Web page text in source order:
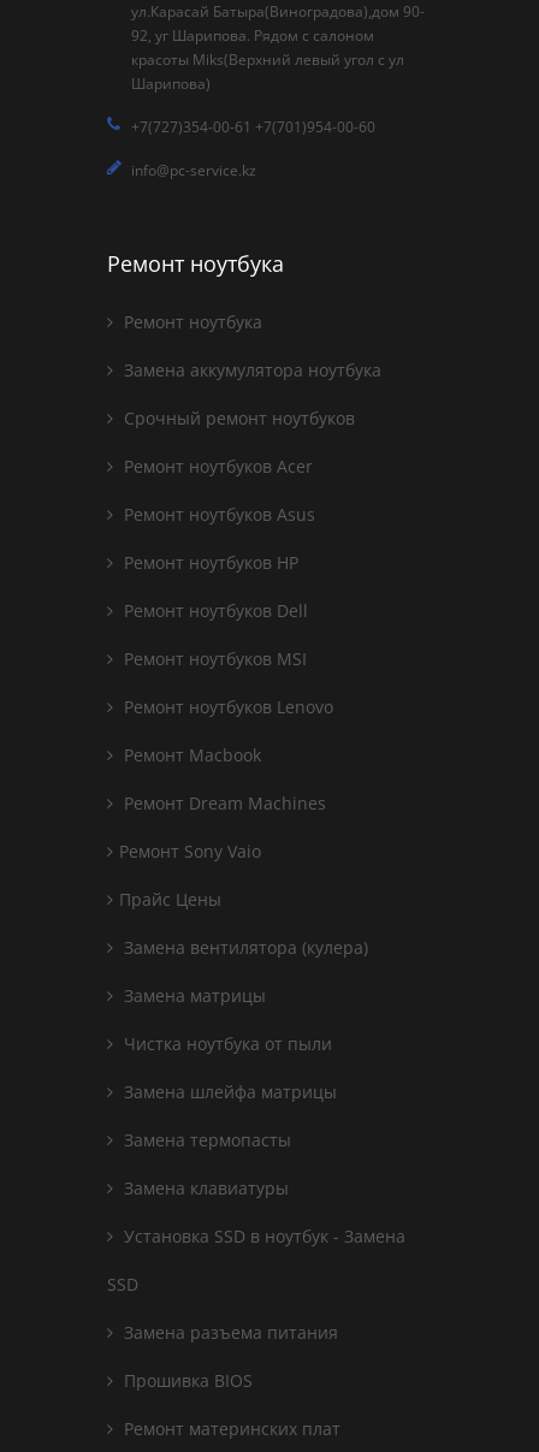
ул.Карасай Батыра(Виноградова),дом 90-
92, уг Шарипова. Рядом с салоном
красоты Miks(Верхний левый угол с ул
Шарипова)
+7(727)354-00-61 +7(701)954-00-60
info@pc-service.kz
Ремонт ноутбука
Ремонт ноутбука
Замена аккумулятора ноутбука
Срочный ремонт ноутбуков
Ремонт ноутбуков Acer
Ремонт ноутбуков Asus
Ремонт ноутбуков HP
Ремонт ноутбуков Dell
Ремонт ноутбуков MSI
Ремонт ноутбуков Lenovo
Ремонт Macbook
Ремонт Dream Machines
Ремонт Sony Vaio
Прайс Цены
Замена вентилятора (кулера)
Замена матрицы
Чистка ноутбука от пыли
Замена шлейфа матрицы
Замена термопасты
Замена клавиатуры
Установка SSD в ноутбук - Замена
SSD
Замена разъема питания
Прошивка BIOS
Ремонт материнских плат